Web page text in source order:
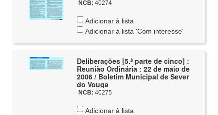
NCB: 40274
Adicionar à lista
Adicionar à lista 'Com interesse'
Deliberações [5.ª parte de cinco] :
Reunião Ordinária : 22 de maio de
2006 / Boletim Municipal de Sever
do Vouga
NCB: 40275
Adicionar à lista